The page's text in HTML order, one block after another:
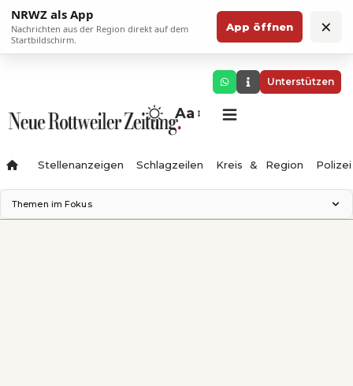
NRWZ als App
Nachrichten aus der Region direkt auf dem
Startbildschirm.
App öffnen ×
Unterstützen
Aa
Stellenanzeigen Schlagzeilen Kreis & Region Polizei
Themen im Fokus